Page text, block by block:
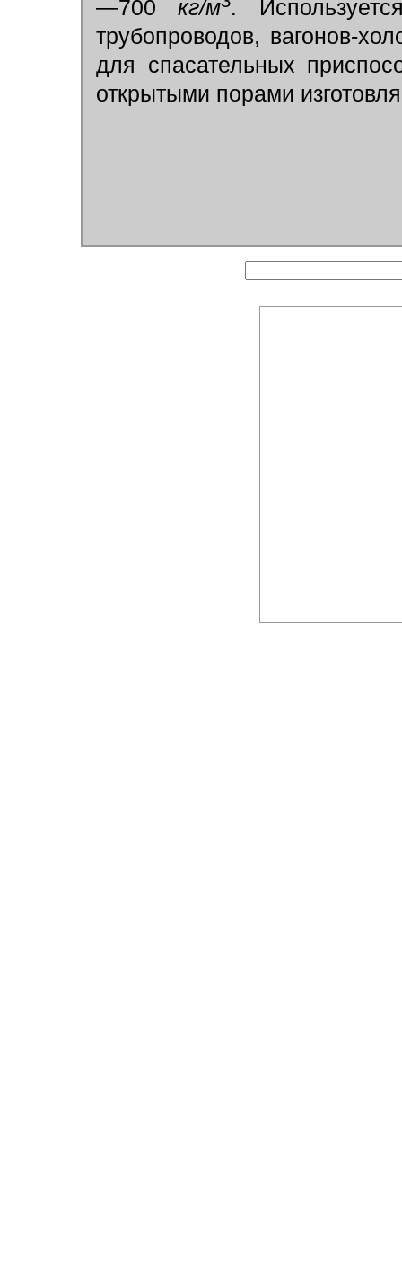
—700кг/м .
трубопроводов, вагонов-
для спасательных
открытыми порами